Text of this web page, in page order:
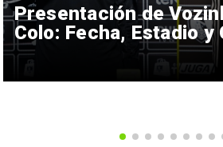
Presentación de
Colo: Fecha, Estadio y